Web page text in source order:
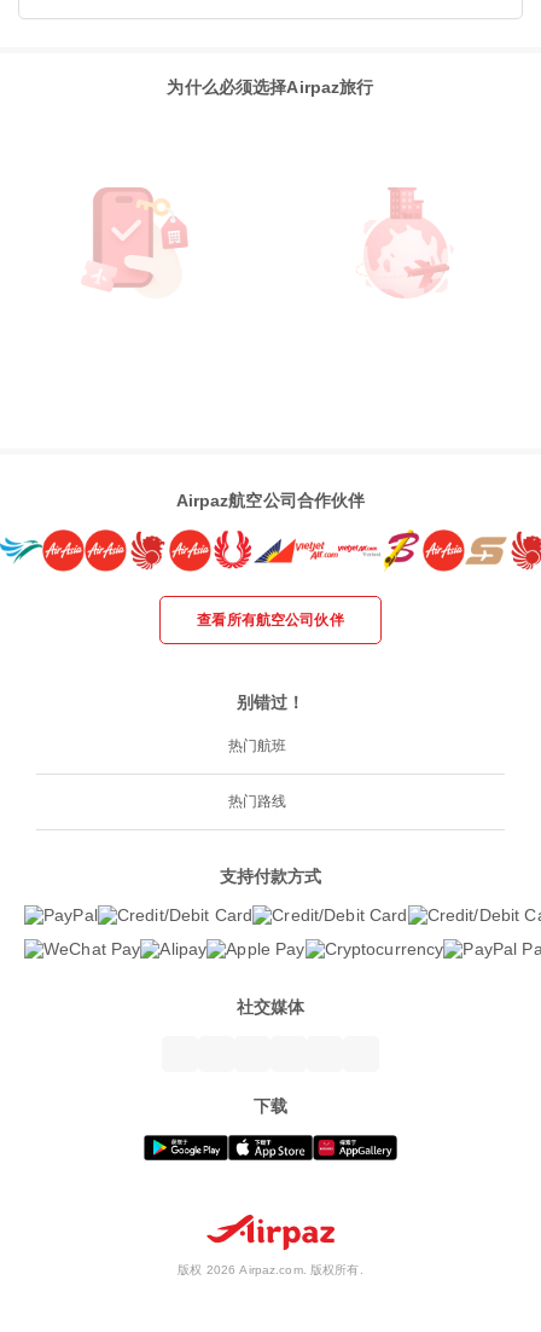
为什么必须选择Airpaz旅行
Airpaz航空公司合作伙伴
查看所有航空公司伙伴
别错过！
热门航班
热门路线
支持付款方式
社交媒体
下载
版权 2026 Airpaz.com. 版权所有.